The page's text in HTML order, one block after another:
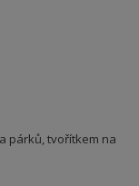
párků, tvořítkem na